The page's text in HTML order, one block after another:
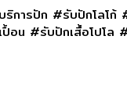
การปัก #รับปักโลโก้
ปื้อน #รับปักเสื้อโปโ